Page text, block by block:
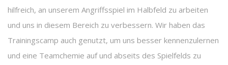
hilfreich, an unserem Angriffsspiel im Halbfeld zu arbeiten
und uns in diesem Bereich zu verbessern. Wir haben das
Trainingscamp auch genutzt, um uns besser kennenzulernen
und eine Teamchemie auf und abseits des Spielfelds zu